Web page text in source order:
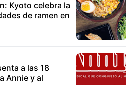
Kyoto celebra la
de ramen en
a las 18
Annie y al